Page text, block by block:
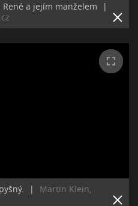
René a jejím manželem
|
|
Martin Klein,